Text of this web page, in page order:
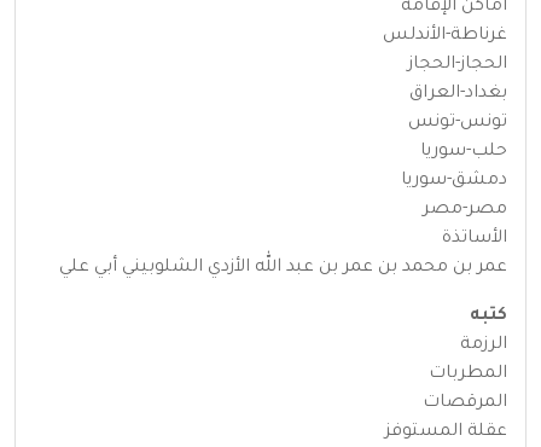
أماكن الإقامة
غرناطة-الأندلس
الحجاز-الحجاز
بغداد-العراق
تونس-تونس
حلب-سوريا
دمشق-سوريا
مصر-مصر
الأساتذة
عمر بن محمد بن عمر بن عبد الله الأزدي الشلوبيني أبي علي
كتبه
الرزمة
المطربات
المرقصات
عقلة المستوفز